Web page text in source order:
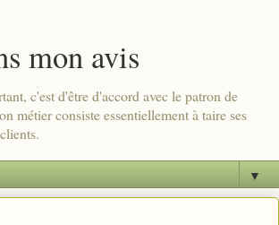
mon avis
c'est d'être d'accord avec le patron de
métier consiste essentiellement à taire ses
▼